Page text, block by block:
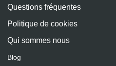
Questions fréquentes
Politique de cookies
Qui sommes nous
Blog